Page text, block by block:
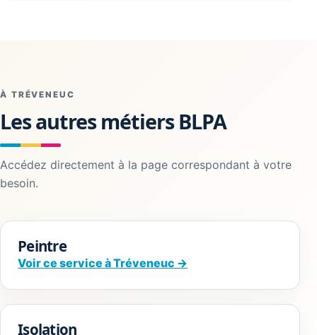
À TRÉVENEUC
Les autres métiers BLPA
Accédez directement à la page correspondant à votre
besoin.
Peintre
Voir ce service à Tréveneuc →
Isolation